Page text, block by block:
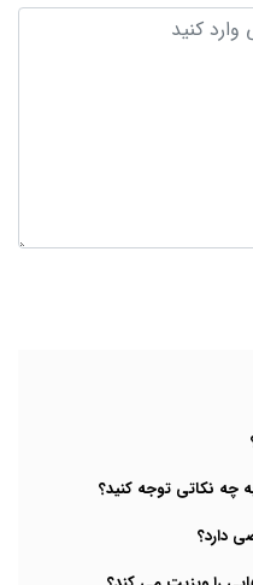
چه نکاتی توجه کنید؟
دارد؟